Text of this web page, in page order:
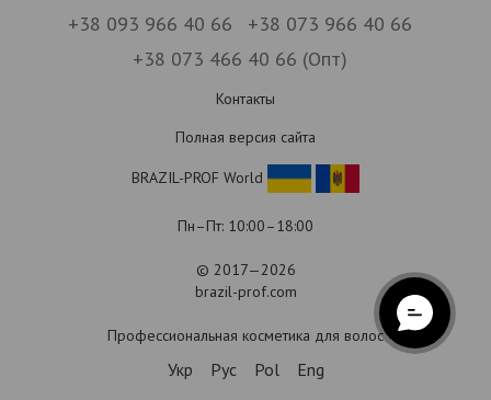
+38 093 966 40 66
+38 073 966 40 66
+38 073 466 40 66 (Опт)
Контакты
Полная версия сайта
BRAZIL-PROF World
Пн–Пт: 10:00–18:00
© 2017—2026
brazil-prof.com
Профессиональная косметика для волос
Укр Рус Pol Eng